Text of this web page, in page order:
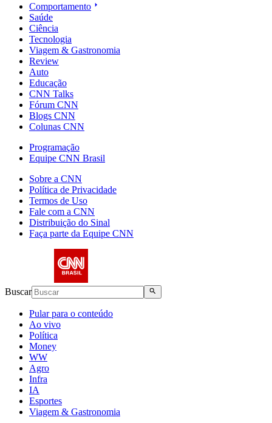
Comportamento
Saúde
Ciência
Tecnologia
Viagem & Gastronomia
Review
Auto
Educação
CNN Talks
Fórum CNN
Blogs CNN
Colunas CNN
Programação
Equipe CNN Brasil
Sobre a CNN
Política de Privacidade
Termos de Uso
Fale com a CNN
Distribuição do Sinal
Faça parte da Equipe CNN
Buscar
Pular para o conteúdo
Ao vivo
Política
Money
WW
Agro
Infra
IA
Esportes
Viagem & Gastronomia